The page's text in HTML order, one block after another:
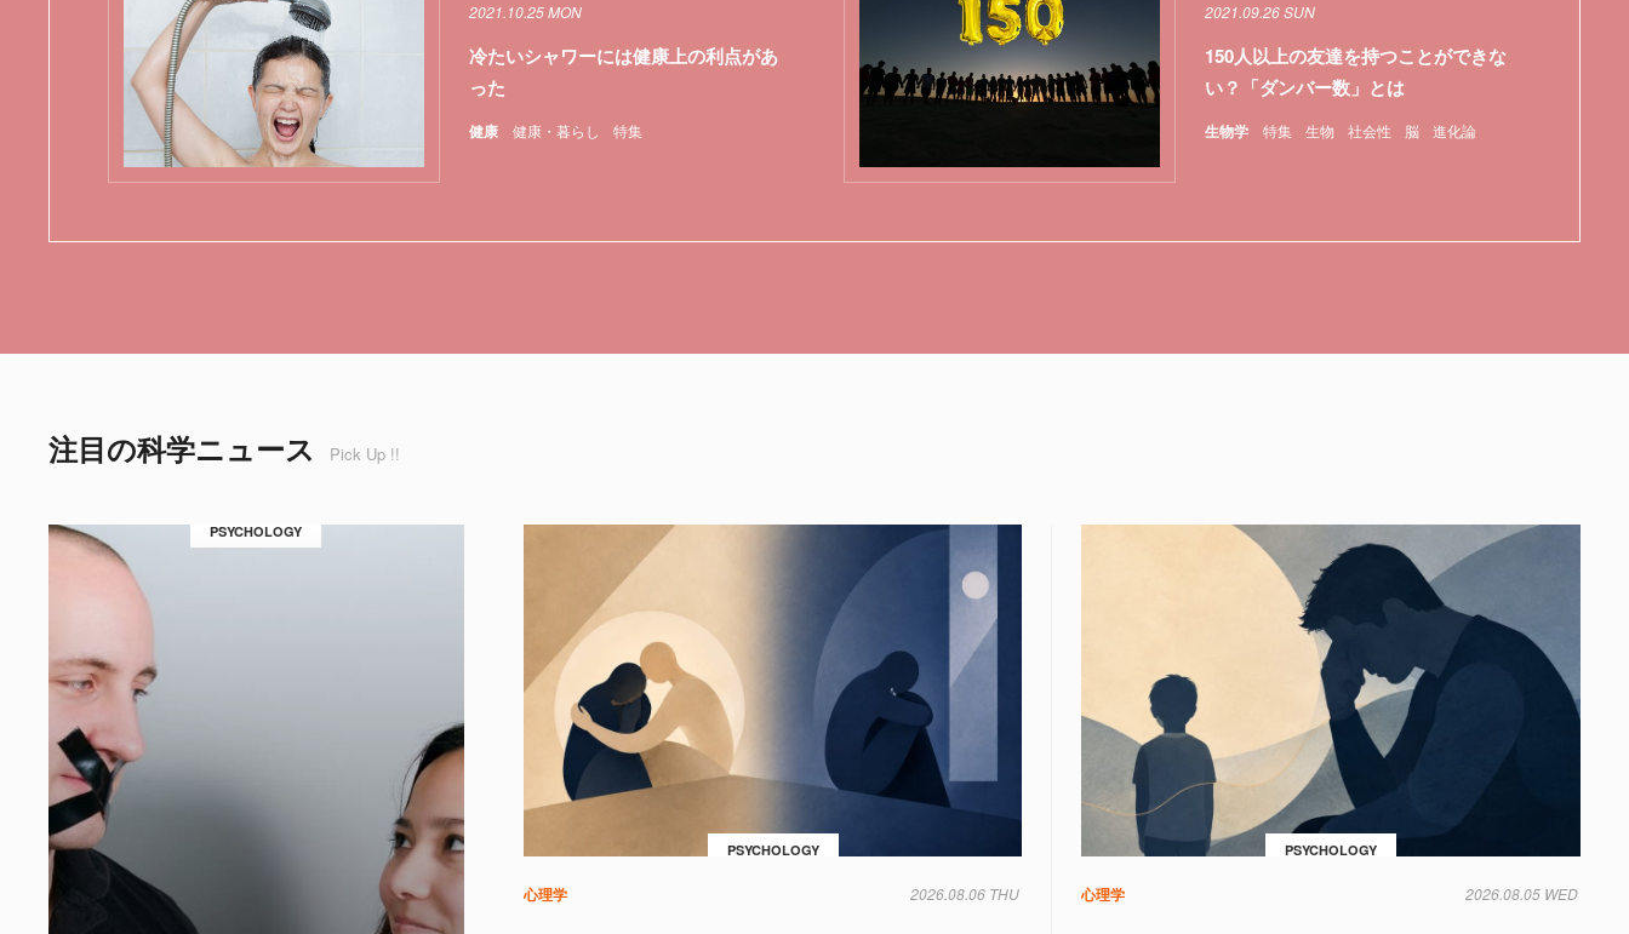
健康 健康・暮らし 特集
2021.10.25 MON
冷たいシャワーには健康上の利点があ
った
生物学 特集 生物 社会性 脳 進化論
2021.09.26 SUN
150人以上の友達を持つことができな
い？「ダンバー数」とは
注目の科学ニュース Pick Up !!
PSYCHOLOGY
PSYCHOLOGY
心理学 2026.08.06 THU
PSYCHOLOGY
心理学 2026.08.05 WED